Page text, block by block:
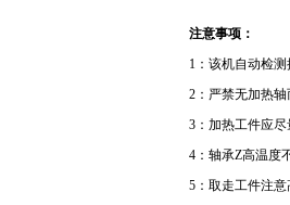
注意事项：
1 ：该机自动检
2 ：严禁无加热
3 ：加热工件应
4 ：轴承Z高温度
5 ：取走工件注